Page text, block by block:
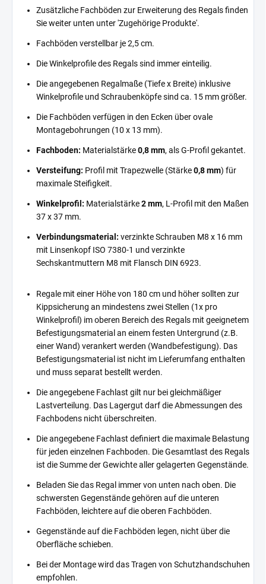
Zusätzliche Fachböden zur Erweiterung des Regals finden
Sie weiter unten unter 'Zugehörige Produkte'.
Fachböden verstellbar je 2,5 cm.
Die Winkelprofile des Regals sind immer einteilig.
Die angegebenen Regalmaße (Tiefe x Breite) inklusive
Winkelprofile und Schraubenköpfe sind ca. 15 mm größer.
Die Fachböden verfügen in den Ecken über ovale
Montagebohrungen (10 x 13 mm).
Fachboden: Materialstärke0,8 mm, als G-Profil gekantet.
Versteifung: Profil mit Trapezwelle (Stärke0,8 mm) für
maximale Steifigkeit.
Winkelprofil: Materialstärke2 mm, L-Profil mit den Maßen
37 x 37 mm.
Verbindungsmaterial: verzinkte Schrauben M8 x 16 mm
mit Linsenkopf ISO 7380-1 und verzinkte
Sechskantmuttern M8 mit Flansch DIN 6923.
Regale mit einer Höhe von 180 cm und höher sollten zur
Kippsicherung an mindestens zwei Stellen (1x pro
Winkelprofil) im oberen Bereich des Regals mit geeignetem
Befestigungsmaterial an einem festen Untergrund (z.B.
einer Wand) verankert werden (Wandbefestigung). Das
Befestigungsmaterial ist nicht im Lieferumfang enthalten
und muss separat bestellt werden.
Die angegebene Fachlast gilt nur bei gleichmäßiger
Lastverteilung. Das Lagergut darf die Abmessungen des
Fachbodens nicht überschreiten.
Die angegebene Fachlast definiert die maximale Belastung
für jeden einzelnen Fachboden. Die Gesamtlast des Regals
ist die Summe der Gewichte aller gelagerten Gegenstände.
Beladen Sie das Regal immer von unten nach oben. Die
schwersten Gegenstände gehören auf die unteren
Fachböden, leichtere auf die oberen Fachböden.
Gegenstände auf die Fachböden legen, nicht über die
Oberfläche schieben.
Bei der Montage wird das Tragen von Schutzhandschuhen
empfohlen.